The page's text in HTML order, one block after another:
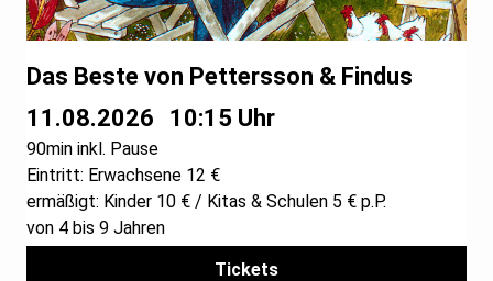
11.08.2026 10:15 Uhr
90min inkl. Pause
Eintritt: Erwachsene 12 €
ermäßigt: Kinder 10 € / Kitas & Schulen 5 € p.P.
von 4 bis 9 Jahren
Tickets
Das Beste von Pettersson & Findus